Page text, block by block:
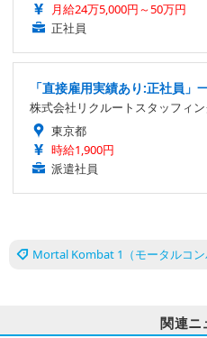
月給24万5,000円～50万円
正社員
「直接雇用実績あり:正社員
株式会社リクルートスタッフィ
東京都
時給1,900円
派遣社員
Mortal Kombat 1（モータルコン
関連ニ